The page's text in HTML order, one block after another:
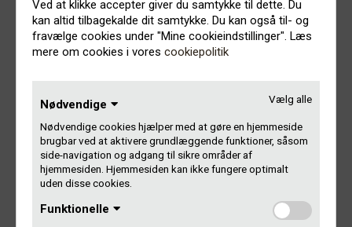
Ved at klikke accepter giver du samtykke til dette. Du
kan altid tilbagekalde dit samtykke. Du kan også til- og
fravælge cookies under "Mine cookieindstillinger". Læs
mere om cookies i vores cookiepolitik
Vælg alle
Nødvendige
Nødvendige cookies hjælper med at gøre en hjemmeside
brugbar ved at aktivere grundlæggende funktioner, såsom
side-navigation og adgang til sikre områder af
hjemmesiden. Hjemmesiden kan ikke fungere optimalt
uden disse cookies.
Funktionelle
Gramex sikrer betaling for offentlig brug af indspillet musik
til to typer rettighedshavere:
Udøvende kunstnere – altså de musikere og
Producenter – altså de pladeselskaber og
selvudgivere, der udgiver musikken
Du kan blive medlem af Gramex som
kunstner eller producent eller begge dele. Det er gratis.
Klik for at læse mere: